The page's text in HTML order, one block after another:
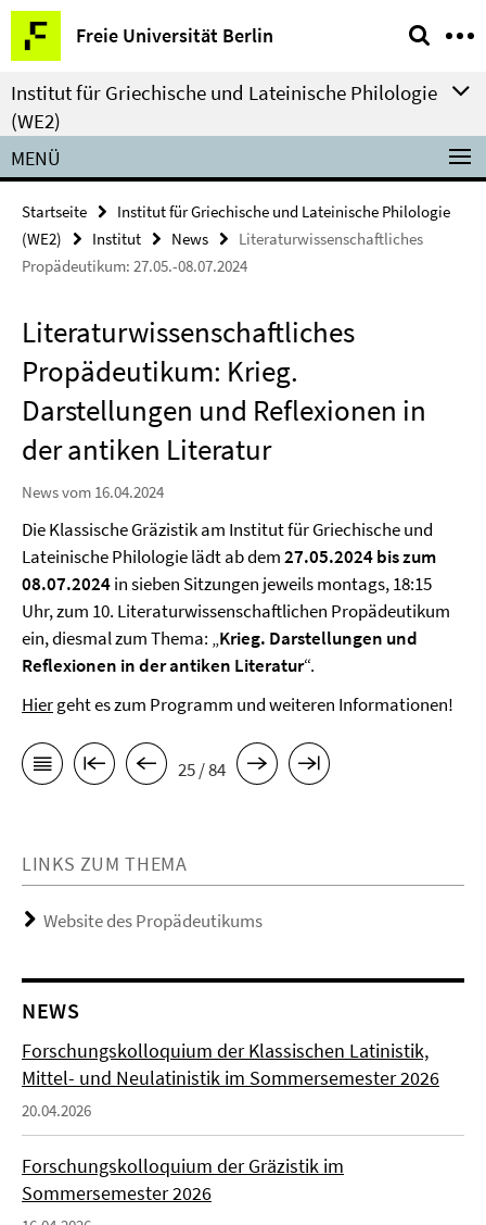
Springe
direkt
zu
Inhalt
Freie Universität Berlin
Service-
Navigation
Institut für Griechische und Lateinische Philologie
(WE2)
MENÜ
Startseite
Institut für Griechische und Lateinische Philologie
(WE2)
Institut News
Literaturwissenschaftliches
Propädeutikum: 27.05.-08.07.2024
Literaturwissenschaftliches
Propädeutikum: Krieg.
Darstellungen und Reflexionen in
der antiken Literatur
News vom 16.04.2024
Die Klassische Gräzistik am Institut für Griechische und
Lateinische Philologie lädt ab dem27.05.2024 bis zum
08.07.2024in sieben Sitzungen jeweils montags, 18:15
Uhr, zum 10. Literaturwissenschaftlichen Propädeutikum
ein, diesmal zum Thema: „Krieg. Darstellungen und
Reflexionen in der antiken Literatur“.
Hiergeht es zum Programm und weiteren Informationen!
25 / 84
LINKS ZUM THEMA
Website des Propädeutikums
NEWS
Forschungskolloquium der Klassischen Latinistik,
Mittel- und Neulatinistik im Sommersemester 2026
20.04.2026
Forschungskolloquium der Gräzistik im
Sommersemester 2026